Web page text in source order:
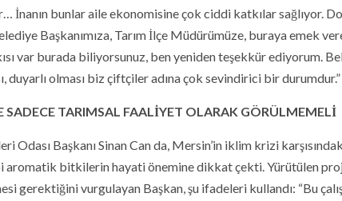
İnanın bunlar aile ekonomisine çok ciddi katkılar sağlıyor.
Başkanımıza, Tarım İlçe Müdürümüze, buraya emek
var burada biliyorsunuz, ben yeniden teşekkür ediyorum.
duyarlı olması biz çiftçiler adına çok sevindirici bir durumdur.”
SADECE TARIMSAL FAALİYET OLARAK GÖRÜLMEMELİ
Odası Başkanı Sinan Can da, Mersin’in iklim krizi
aromatik bitkilerin hayati önemine dikkat çekti. ​Yürütülen
gerektiğini vurgulayan Başkan, şu ifadeleri kullandı: “Bu